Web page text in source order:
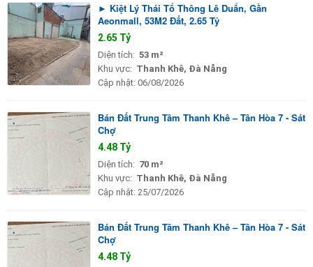
► Kiệt Lý Thái Tổ Thông Lê Duẩn, Gần
Aeonmall, 53M2 Đất, 2.65 Tỷ
2.65 Tỷ
Diện tích: 53 m²
Khu vực: Thanh Khê, Đà Nẵng
Cập nhật: 06/08/2026
Bán Đất Trung Tâm Thanh Khê – Tân Hòa 7 - Sát
Chợ
4.48 Tỷ
Diện tích: 70 m²
Khu vực: Thanh Khê, Đà Nẵng
Cập nhật: 25/07/2026
Bán Đất Trung Tâm Thanh Khê – Tân Hòa 7 - Sát
Chợ
4.48 Tỷ